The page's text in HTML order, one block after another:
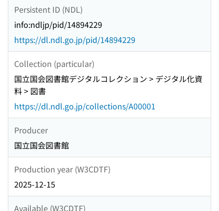
Persistent ID (NDL)
info:ndljp/pid/14894229
https://dl.ndl.go.jp/pid/14894229
Collection (particular)
国立国会図書館デジタルコレクション > デジタル化資
料 > 図書
https://dl.ndl.go.jp/collections/A00001
Producer
国立国会図書館
Production year (W3CDTF)
2025-12-15
Available (W3CDTF)